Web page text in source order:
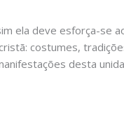
ela deve esforça-se
costumes,
desta